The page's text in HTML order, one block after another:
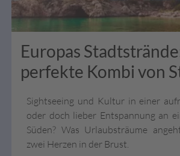
Europas
perfekte Kombi von
Sightseeing und Kultur in einer
oder doch lieber Entspannung an
Süden? Was Urlaubsträume
zwei Herzen in der Brust.